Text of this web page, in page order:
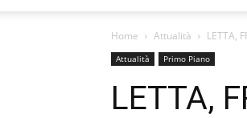
Home Attualità LETTA,
Attualità Primo Piano
LETTA,